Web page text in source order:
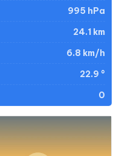
995 hPa
24.1 km
6.8 km/h
22.9 °
0